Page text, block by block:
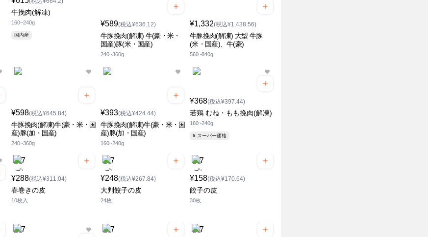
牛挽肉(解凍)
160~240g
国内産
¥589(税込¥636.12)
牛豚挽肉(解凍) 牛(豪・米・
国産)豚(米・国産)
240~360g
¥1,332(税込¥1,438.56)
牛豚挽肉(解凍) 大型 牛豚
(米・国産)、牛(豪)
560~840g
¥598(税込¥645.84)
牛豚挽肉(解凍)牛(豪・米・国
産)豚(加・国産)
240~360g
¥393(税込¥424.44)
牛豚挽肉(解凍)牛(豪・米・国
産)豚(加・国産)
160~240g
¥368(税込¥397.44)
若鶏 むね・もも挽肉(解凍)
160~240g
¥ スーパー価格
¥288(税込¥311.04)
春巻きの皮
10枚入
¥248(税込¥267.84)
大判餃子の皮
24枚
¥158(税込¥170.64)
餃子の皮
30枚